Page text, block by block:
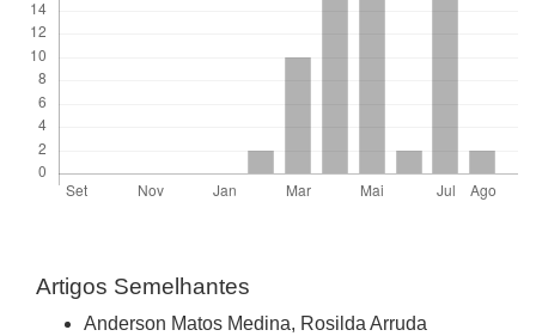
Artigos Semelhantes
Anderson Matos Medina, Rosilda Arruda